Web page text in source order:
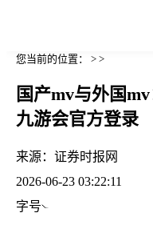
您当前的位置： > >
国产mv与外国
九游会官方登录
来源： 证券时报网
2026-06-23 03:22:11
字号